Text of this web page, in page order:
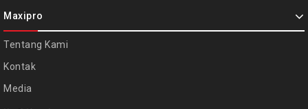
Maxipro
Tentang Kami
Kontak
Media